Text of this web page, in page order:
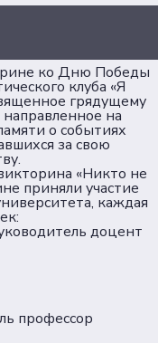
ко Дню Победы
клуба «Я
грядущему
на
о событиях
за свою
«Никто не
приняли участие
каждая
доцент
профессор